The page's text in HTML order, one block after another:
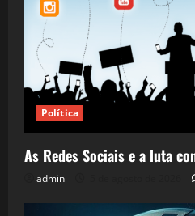
Política
As Redes Sociais e a luta
admin